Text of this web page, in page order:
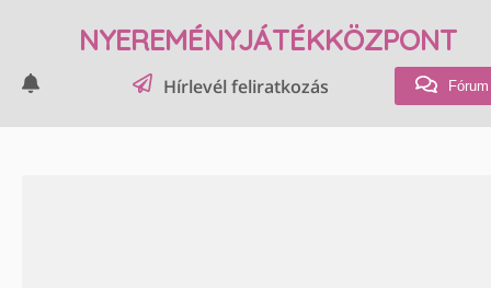
NYEREMÉNYJÁTÉKKÖZPONT
Hírlevél feliratkozás Fórum